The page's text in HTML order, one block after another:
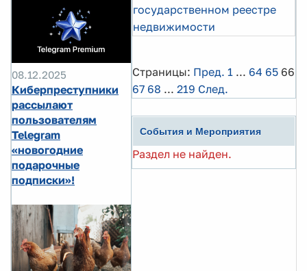
08.12.2025
Киберпреступники
рассылают
пользователям
Telegram
«новогодние
подарочные
подписки»!
государственном реестре
недвижимости
Страницы: Пред. 1 ... 64 65 66
67 68 ... 219 След.
События и Мероприятия
Раздел не найден.